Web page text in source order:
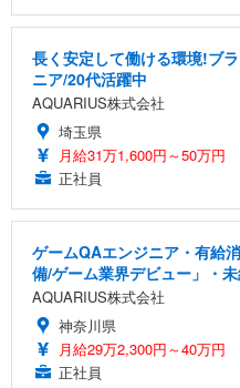
長く安定して働ける環境!ブ
ニア/20代活躍中
AQUARIUS株式会社
埼玉県
月給31万1,600円～50万円
正社員
ゲームQAエンジニア・有給
備/ゲーム業界デビュー」・
AQUARIUS株式会社
神奈川県
月給29万2,300円～40万円
正社員